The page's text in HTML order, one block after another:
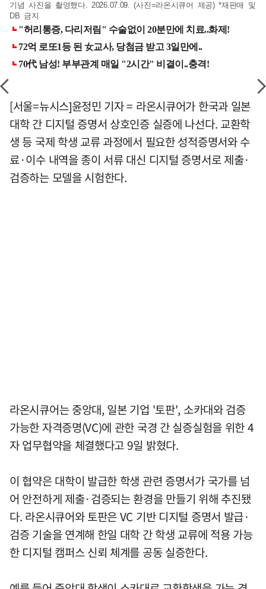
기념 사진을 촬영했다. 2026.07.09. (사진=라온시큐어 제공) *재판매 및
DB 금지
[서울=뉴시스]윤정민 기자 = 라온시큐어가 한국과 일본
대학 간 디지털 증명서 상호인증 실증에 나선다. 교환학
생 등 국제 학생 교류 과정에서 필요한 성적증명서와 수
료·이수 내역을 종이 서류 대신 디지털 증명서로 제출·
검증하는 모델을 시험한다.
라온시큐어는 중앙대, 일본 기업 '토판', 소카대와 검증
가능한 자격증명(VC)에 관한 국경 간 실증실험을 위한 4
자 업무협약을 체결했다고 9일 밝혔다.
이 협약은 대학이 발급한 학생 관련 증명서가 국가를 넘
어 안전하게 제출·검증되는 환경을 만들기 위해 추진됐
다. 라온시큐어와 토판은 VC 기반 디지털 증명서 발급·
검증 기술을 연계해 한일 대학 간 학생 교류에 적용 가능
한 디지털 캠퍼스 신뢰 체계를 공동 실증한다.